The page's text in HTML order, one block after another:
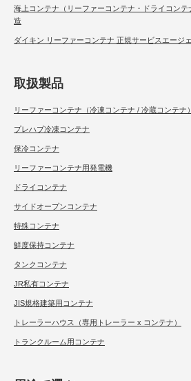
海上コンテナ（リーファーコンテナ・ドライコン
造
ダイキン リーファーコンテナ 正規サービスエージ
取扱製品
リーファーコンテナ（冷凍コンテナ / 冷蔵コンテナ）
プレハブ冷凍コンテナ
保冷コンテナ
リーファーコンテナ用発電機
ドライコンテナ
サイドオープンコンテナ
特殊コンテナ
鮮度保持コンテナ
タンクコンテナ
JR私有コンテナ
JIS規格建築用コンテナ
トレーラーハウス（専用トレーラー x コンテナ）
トランクルーム用コンテナ